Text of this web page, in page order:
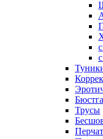
Трусы